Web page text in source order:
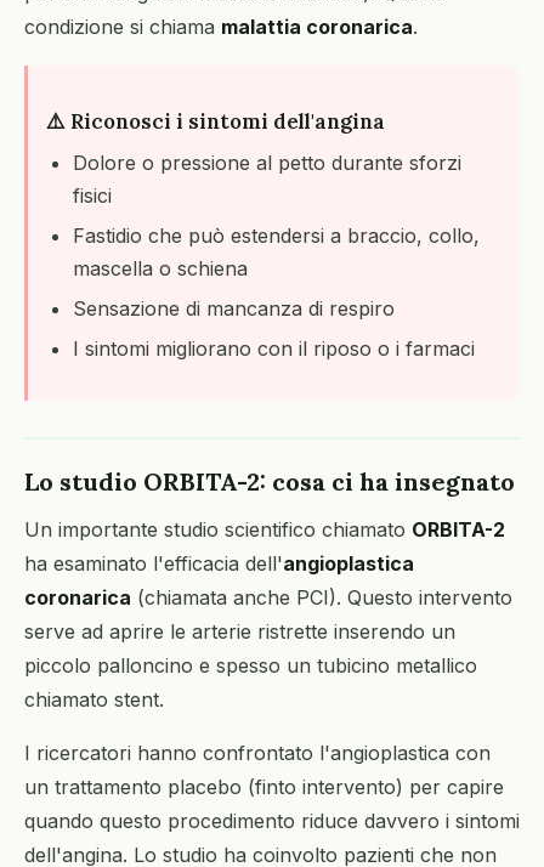
condizione si chiama malattia coronarica.
⚠️ Riconosci i sintomi dell'angina
Dolore o pressione al petto durante sforzi
fisici
Fastidio che può estendersi a braccio, collo,
mascella o schiena
Sensazione di mancanza di respiro
I sintomi migliorano con il riposo o i farmaci
Lo studio ORBITA-2: cosa ci ha insegnato
Un importante studio scientifico chiamato ORBITA-2
ha esaminato l'efficacia dell'angioplastica
coronarica (chiamata anche PCI). Questo intervento
serve ad aprire le arterie ristrette inserendo un
piccolo palloncino e spesso un tubicino metallico
chiamato stent.
I ricercatori hanno confrontato l'angioplastica con
un trattamento placebo (finto intervento) per capire
quando questo procedimento riduce davvero i sintomi
dell'angina. Lo studio ha coinvolto pazienti che non